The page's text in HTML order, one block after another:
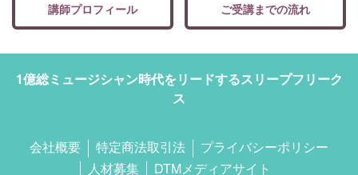
講師プロフィール ご受講までの流れ
1億総ミュージシャン時代をリードするスリープフリーク
ス
会社概要 特定商法取引法
プライバシーポリシー
人材募集
DTMメディアサイト